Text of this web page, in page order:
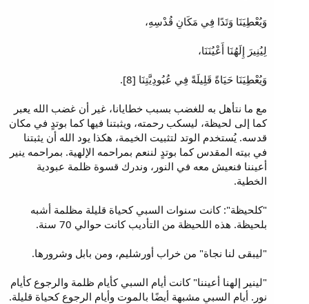
وَيُعْطِيَنَا وَتَدًا فِي مَكَانِ قُدْسِهِ،
لِيُنِيرَ إِلَهُنَا أَعْيُنَنَا،
وَيُعْطِيَنَا حَيَاةً قَلِيلَةً فِي عُبُودِيَّتِنَا [8].
مع ما نتأهل به للغضب بسبب خطايانا، غير أن غضب الله يعبر
كما إلى لحيظة، ليسكب رحمته، ويثبتنا فيها كما بوتدٍ في مكان
قدسه. يُستخدم الوتد لتثبيت الخيمة، هكذا يود الله أن يثبتنا
في بيته المقدس كما بوتدٍ لننعم بمراحمه الإلهية. بمراحمه ينير
أعيننا فنعيش معه في النور، وندرك قسوة ظلمة عبودية
الخطية.
"كلحيظة": كانت سنوات السبي كحياة قليلة مظلمة أشبه
بلحيظة. هذه اللحيظة من التأديب كانت حوالي 70 سنة.
"ليبقى لنا نجاة" من خراب أورشليم، ومن بابل وشرورها.
"لينير إلهنا أعيننا" كانت أيام السبي كأيام ظلمة والرجوع كأيام
نور. أيام السبي مشبهة أيضًا بالموت وأيام الرجوع كحياة قليلة.